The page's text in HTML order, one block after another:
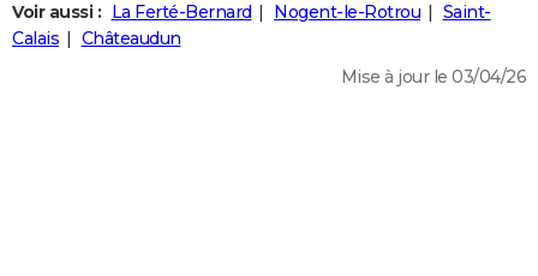
Art de vivre
Bien-être
Loisirs
Mode
Modes de vie
+SANTE
Voir aussi : La Ferté-Bernard Nogent-le-Rotrou
Saint-
Calais
Châteaudun
Mise à jour le 03/04/26